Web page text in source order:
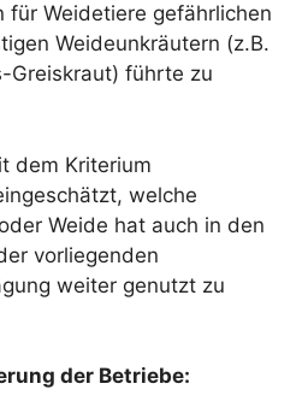
für Weidetiere gefährlichen
Weideunkräutern (z.B.
Greiskraut) führte zu
dem Kriterium
welche
Weide hat auch in den
vorliegenden
weiter genutzt zu
der Betriebe: